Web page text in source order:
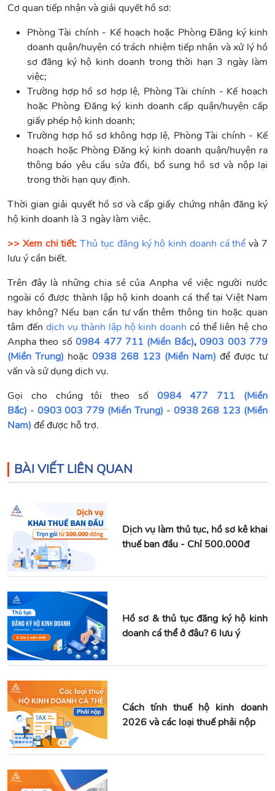
Cơ quan tiếp nhận và giải quyết hồ sơ:
Phòng Tài chính - Kế hoạch hoặc Phòng Đăng ký kinh
doanh quận/huyện có trách nhiệm tiếp nhận và xử lý hồ
sơ đăng ký hộ kinh doanh trong thời hạn 3 ngày làm
việc;
Trường hợp hồ sơ hợp lệ, Phòng Tài chính - Kế hoạch
hoặc Phòng Đăng ký kinh doanh cấp quận/huyện cấp
giấy phép hộ kinh doanh;
Trường hợp hồ sơ không hợp lệ, Phòng Tài chính - Kế
hoạch hoặc Phòng Đăng ký kinh doanh quận/huyện ra
thông báo yêu cầu sửa đổi, bổ sung hồ sơ và nộp lại
trong thời hạn quy định.
Thời gian giải quyết hồ sơ và cấp giấy chứng nhận đăng ký
hộ kinh doanh là 3 ngày làm việc.
>> Xem chi tiết: Thủ tục đăng ký hộ kinh doanh cá thể và 7
lưu ý cần biết.
Trên đây là những chia sẻ của Anpha về việc người nước
ngoài có được thành lập hộ kinh doanh cá thể tại Việt Nam
hay không? Nếu bạn cần tư vấn thêm thông tin hoặc quan
tâm đến dịch vụ thành lập hộ kinh doanh có thể liên hệ cho
Anpha theo số0984 477 711 (Miền Bắc), 0903 003 779
(Miền Trung) hoặc 0938 268 123 (Miền Nam) để được tư
vấn và sử dụng dịch vụ.
Gọi cho chúng tôi theo số 0984 477 711 (Miền
Bắc) - 0903 003 779 (Miền Trung) - 0938 268 123 (Miền
Nam) để được hỗ trợ.
BÀI VIẾT LIÊN QUAN
Dịch vụ làm thủ tục, hồ sơ kê khai
thuế ban đầu - Chỉ 500.000đ
Hồ sơ & thủ tục đăng ký hộ kinh
doanh cá thể ở đâu? 6 lưu ý
Cách tính thuế hộ kinh doanh
2026 và các loại thuế phải nộp